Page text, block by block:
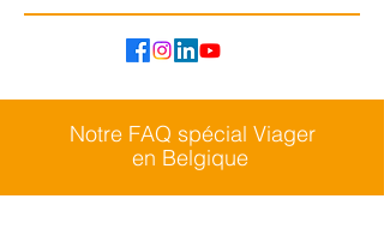
Notre FAQ spécial Viager
en Belgique